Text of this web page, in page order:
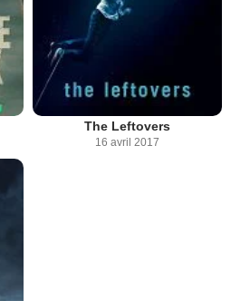
The Leftovers
16 avril 2017